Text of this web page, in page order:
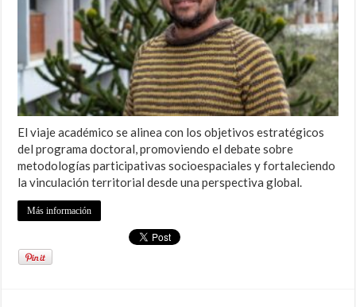
El viaje académico se alinea con los objetivos estratégicos
del programa doctoral, promoviendo el debate sobre
metodologías participativas socioespaciales y fortaleciendo
la vinculación territorial desde una perspectiva global.
Más información